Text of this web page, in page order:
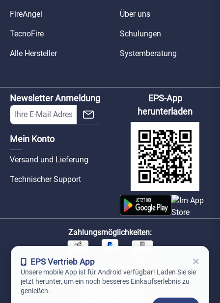
FireAngel
TecnoFire
Alle Hersteller
Über uns
Schulungen
Systemberatung
Newsletter Anmeldung
Mein Konto
Versand und Lieferung
Technischer Support
EPS-App
herunterladen
Zahlungsmöglichkeiten:
Unsere Versandpartner:
EPS Vertrieb App ×
Unsere mobile App ist für Android verfügbar! Laden Sie sie
jetzt herunter, um ein noch besseres Einkaufserlebnis zu
genießen.